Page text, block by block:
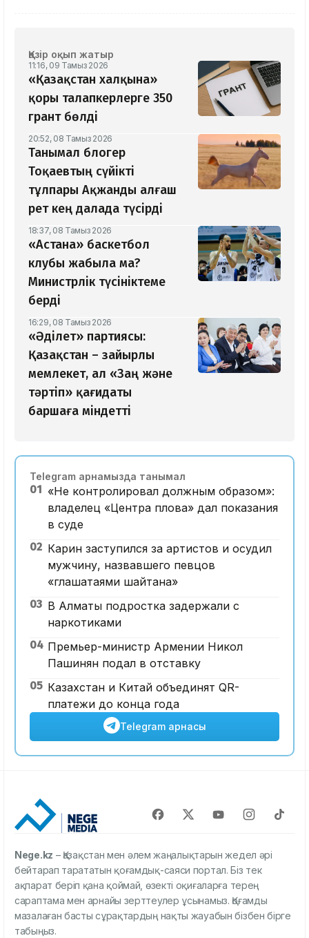
Қазір оқып жатыр
11:16, 09 Тамыз 2026
«Қазақстан халқына»
қоры талапкерлерге 350
грант бөлді
20:52, 08 Тамыз 2026
Танымал блогер
Тоқаевтың сүйікті
тұлпары Ақжанды алғаш
рет кең далада түсірді
18:37, 08 Тамыз 2026
«Астана» баскетбол
клубы жабыла ма?
Министрлік түсініктеме
берді
16:29, 08 Тамыз 2026
«Әділет» партиясы:
Қазақстан – зайырлы
мемлекет, ал «Заң және
тәртіп» қағидаты
баршаға міндетті
Telegram арнамызда танымал
01 «Не контролировал должным образом»:
владелец «Центра плова» дал показания
в суде
02 Карин заступился за артистов и осудил
мужчину, назвавшего певцов
«глашатаями шайтана»
03 В Алматы подростка задержали с
наркотиками
04 Премьер-министр Армении Никол
Пашинян подал в отставку
05 Казахстан и Китай объединят QR-
платежи до конца года
Telegram арнасы
Nege.kz – Қазақстан мен әлем жаңалықтарын жедел әрі
бейтарап тарататын қоғамдық-саяси портал. Біз тек
ақпарат беріп қана қоймай, өзекті оқиғаларға терең
сараптама мен арнайы зерттеулер ұсынамыз. Қоғамды
мазалаған басты сұрақтардың нақты жауабын бізбен бірге
табыңыз.